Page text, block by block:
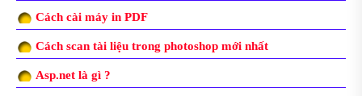
Cách cài máy in PDF
Cách scan tài liệu trong photoshop mới nhất
Asp.net là gì ?